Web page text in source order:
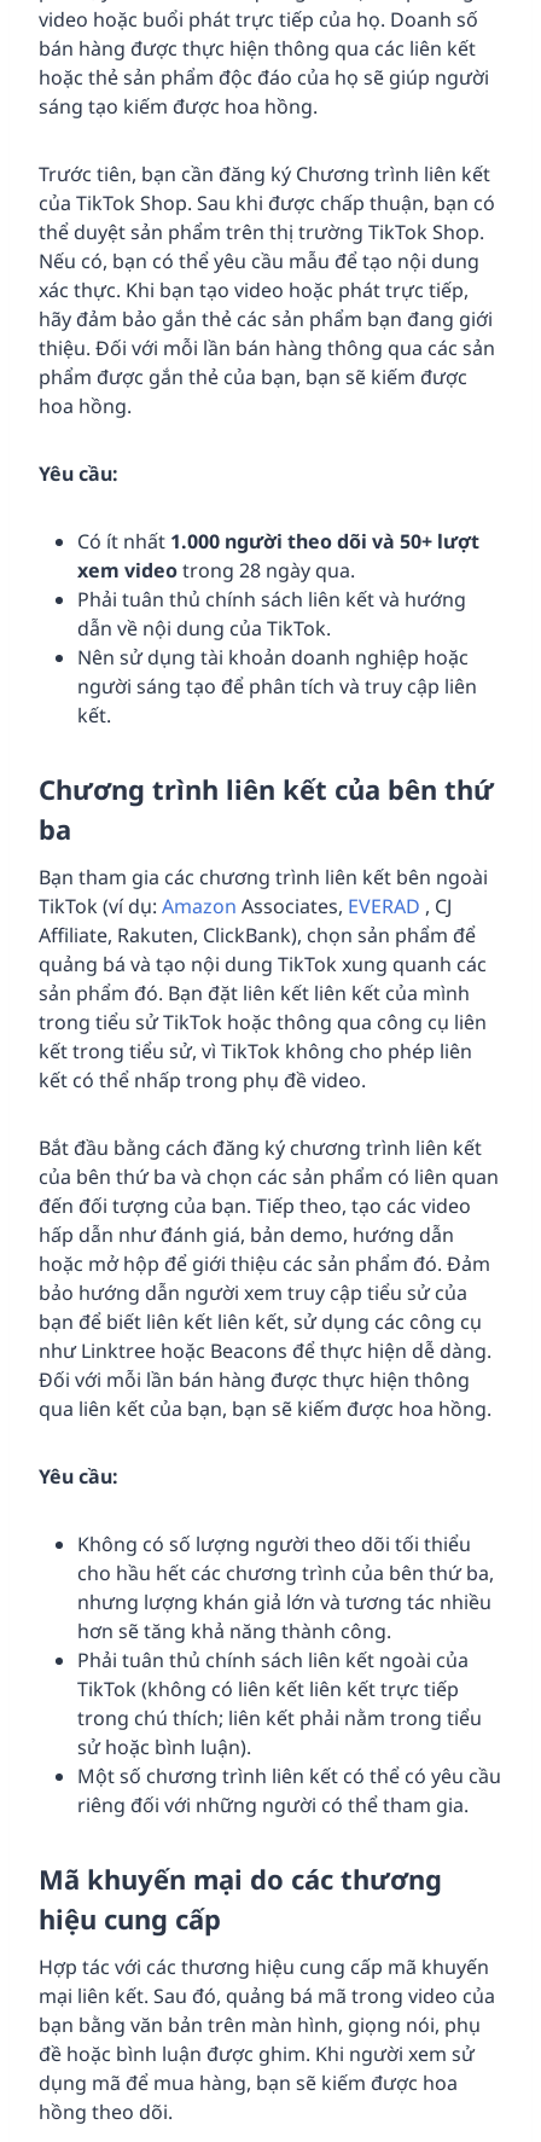
video hoặc buổi phát trực tiếp của họ. Doanh số
bán hàng được thực hiện thông qua các liên kết
hoặc thẻ sản phẩm độc đáo của họ sẽ giúp người
sáng tạo kiếm được hoa hồng.
Trước tiên, bạn cần đăng ký Chương trình liên kết
của TikTok Shop. Sau khi được chấp thuận, bạn có
thể duyệt sản phẩm trên thị trường TikTok Shop.
Nếu có, bạn có thể yêu cầu mẫu để tạo nội dung
xác thực. Khi bạn tạo video hoặc phát trực tiếp,
hãy đảm bảo gắn thẻ các sản phẩm bạn đang giới
thiệu. Đối với mỗi lần bán hàng thông qua các sản
phẩm được gắn thẻ của bạn, bạn sẽ kiếm được
hoa hồng.
Yêu cầu:
Có ít nhất 1.000 người theo dõi và 50+ lượt
xem videotrong 28 ngày qua.
Phải tuân thủ chính sách liên kết và hướng
dẫn về nội dung của TikTok.
Nên sử dụng tài khoản doanh nghiệp hoặc
người sáng tạo để phân tích và truy cập liên
kết.
Chương trình liên kết của bên thứ
ba
Bạn tham gia các chương trình liên kết bên ngoài
TikTok (ví dụ: Amazon Associates, EVERAD , CJ
Affiliate, Rakuten, ClickBank), chọn sản phẩm để
quảng bá và tạo nội dung TikTok xung quanh các
sản phẩm đó. Bạn đặt liên kết liên kết của mình
trong tiểu sử TikTok hoặc thông qua công cụ liên
kết trong tiểu sử, vì TikTok không cho phép liên
kết có thể nhấp trong phụ đề video.
Bắt đầu bằng cách đăng ký chương trình liên kết
của bên thứ ba và chọn các sản phẩm có liên quan
đến đối tượng của bạn. Tiếp theo, tạo các video
hấp dẫn như đánh giá, bản demo, hướng dẫn
hoặc mở hộp để giới thiệu các sản phẩm đó. Đảm
bảo hướng dẫn người xem truy cập tiểu sử của
bạn để biết liên kết liên kết, sử dụng các công cụ
như Linktree hoặc Beacons để thực hiện dễ dàng.
Đối với mỗi lần bán hàng được thực hiện thông
qua liên kết của bạn, bạn sẽ kiếm được hoa hồng.
Yêu cầu:
Không có số lượng người theo dõi tối thiểu
cho hầu hết các chương trình của bên thứ ba,
nhưng lượng khán giả lớn và tương tác nhiều
hơn sẽ tăng khả năng thành công.
Phải tuân thủ chính sách liên kết ngoài của
TikTok (không có liên kết liên kết trực tiếp
trong chú thích; liên kết phải nằm trong tiểu
sử hoặc bình luận).
Một số chương trình liên kết có thể có yêu cầu
riêng đối với những người có thể tham gia.
Mã khuyến mại do các thương
hiệu cung cấp
Hợp tác với các thương hiệu cung cấp mã khuyến
mại liên kết. Sau đó, quảng bá mã trong video của
bạn bằng văn bản trên màn hình, giọng nói, phụ
đề hoặc bình luận được ghim. Khi người xem sử
dụng mã để mua hàng, bạn sẽ kiếm được hoa
hồng theo dõi.